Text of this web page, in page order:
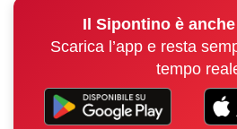
Il Sipontino è
Scarica l’app e resta
tempo